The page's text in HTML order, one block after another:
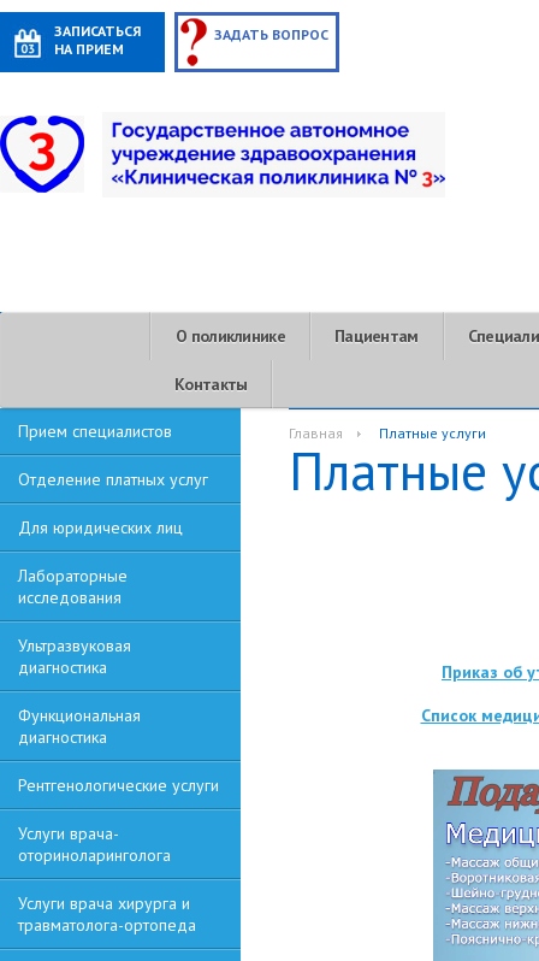
ЗАПИСАТЬСЯ
НА ПРИЕМ
ЗАДАТЬ ВОПРОС
О поликлинике Пациентам
Контакты
Прием специалистов
Отделение платных услуг
Для юридических лиц
Лабораторные
исследования
Ультразвуковая
диагностика
Функциональная
диагностика
Рентгенологические услуги
Услуги врача-
оториноларинголога
Услуги врача хирурга и
травматолога-ортопеда
Главная Платные услуги
Платные
Приказ об
Список